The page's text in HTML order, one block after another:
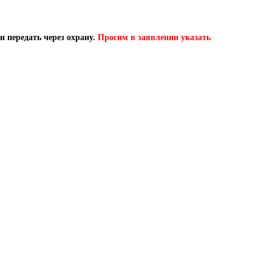
через охрану. Просим в заявлении указать